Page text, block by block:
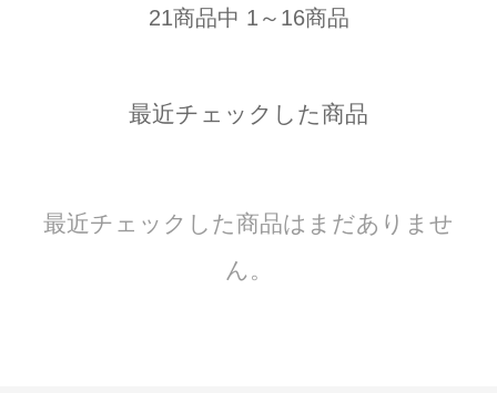
21商品中 1～16商品
最近チェックした商品
最近チェックした商品はまだありませ
ん。